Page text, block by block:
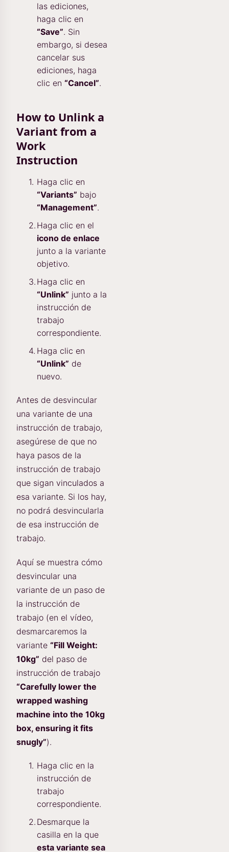
las ediciones,
haga clic en
“Save”. Sin
embargo, si desea
cancelar sus
ediciones, haga
clic en “Cancel”.
How to Unlink a
Variant from a
Work
Instruction
Haga clic en
“Variants” bajo
“Management”.
Haga clic en el
icono de enlace
junto a la variante
objetivo.
Haga clic en
“Unlink” junto a la
instrucción de
trabajo
correspondiente.
Haga clic en
“Unlink” de
nuevo.
Antes de desvincular
una variante de una
instrucción de trabajo,
asegúrese de que no
haya pasos de la
instrucción de trabajo
que sigan vinculados a
esa variante. Si los hay,
no podrá desvincularla
de esa instrucción de
trabajo.
Aquí se muestra cómo
desvincular una
variante de un paso de
la instrucción de
trabajo (en el vídeo,
desmarcaremos la
variante “Fill Weight:
10kg” del paso de
instrucción de trabajo
“Carefully lower the
wrapped washing
machine into the 10kg
box, ensuring it fits
snugly”).
Haga clic en la
instrucción de
trabajo
correspondiente.
Desmarque la
casilla en la que
esta variante sea